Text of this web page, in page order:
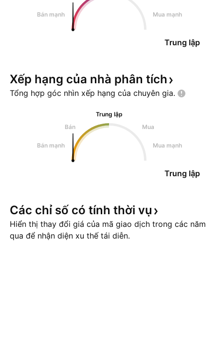
Bán mạnh Mua mạnh
Trung lập
Xếp hạng của nhà phân tích
Tổng hợp góc nhìn xếp hạng của chuyên gia.
Trung lập
Bán
Mua
Bán mạnh Mua mạnh
Trung lập
Các chỉ số có tính thời vụ
Hiển thị thay đổi giá của mã giao dịch trong các năm
qua để nhận diện xu thế tái diễn.